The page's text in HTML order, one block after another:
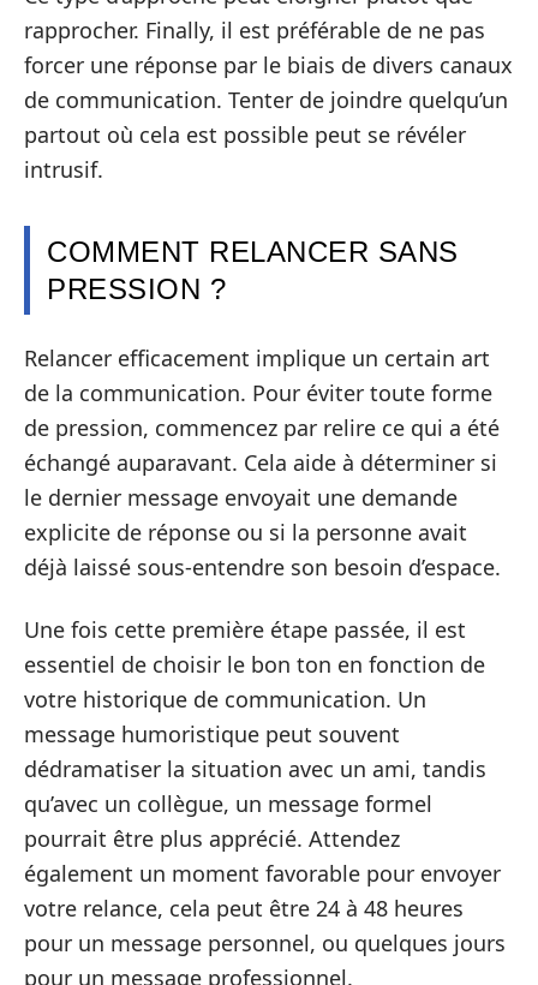
rapprocher. Finally, il est préférable de ne pas
forcer une réponse par le biais de divers canaux
de communication. Tenter de joindre quelqu’un
partout où cela est possible peut se révéler
intrusif.
COMMENT RELANCER SANS
PRESSION ?
Relancer efficacement implique un certain art
de la communication. Pour éviter toute forme
de pression, commencez par relire ce qui a été
échangé auparavant. Cela aide à déterminer si
le dernier message envoyait une demande
explicite de réponse ou si la personne avait
déjà laissé sous-entendre son besoin d’espace.
Une fois cette première étape passée, il est
essentiel de choisir le bon ton en fonction de
votre historique de communication. Un
message humoristique peut souvent
dédramatiser la situation avec un ami, tandis
qu’avec un collègue, un message formel
pourrait être plus apprécié. Attendez
également un moment favorable pour envoyer
votre relance, cela peut être 24 à 48 heures
pour un message personnel, ou quelques jours
pour un message professionnel.